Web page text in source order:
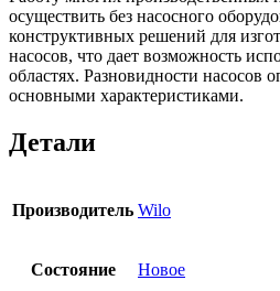
осуществить без насосного
конструктивных решений для
насосов, что дает возможность
областях. Разновидности насосов
основными характеристиками.
Детали
Производитель Wilo
Состояние Новое